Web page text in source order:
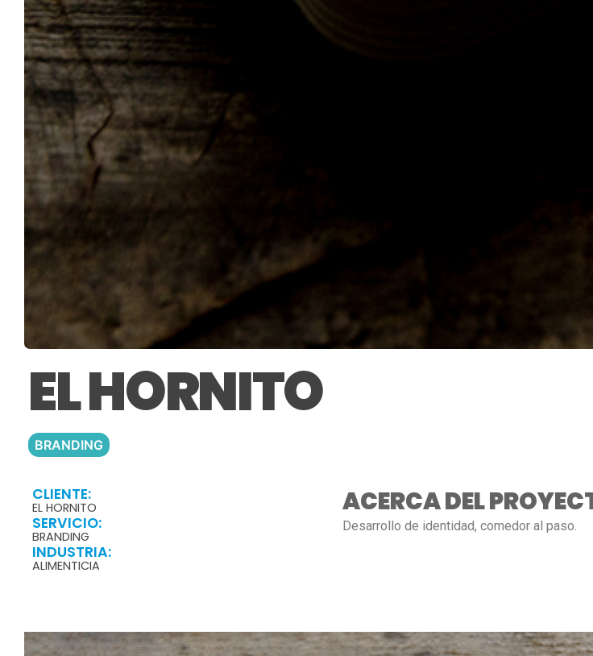
EL HORNITO
BRANDING
CLIENTE:
EL HORNITO
SERVICIO:
BRANDING
INDUSTRIA:
ALIMENTICIA
ACERCA DEL
Desarrollo de identidad, comedor al paso.